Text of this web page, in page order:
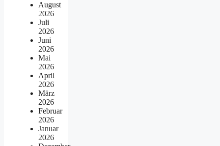
August
2026
Juli
2026
Juni
2026
Mai
2026
April
2026
März
2026
Februar
2026
Januar
2026